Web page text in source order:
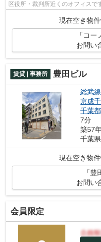
区役所・裁判所近くのオフィスで
現在空き物
「コ
お問い
賃貸 | 事務所 豊田ビル
総武線
京成
千葉
7分
築57
千葉県
現在空き物
「
お問い
会員限定